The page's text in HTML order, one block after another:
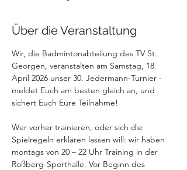
Über die Veranstaltung
Wir, die Badmintonabteilung des TV St.
Georgen, veranstalten am Samstag, 18.
April 2026 unser 30. Jedermann-Turnier -
meldet Euch am besten gleich an, und
sichert Euch Eure Teilnahme!
Wer vorher trainieren, oder sich die
Spielregeln erklären lassen will: wir haben
montags von 20 – 22 Uhr Training in der
Roßberg-Sporthalle. Vor Beginn des